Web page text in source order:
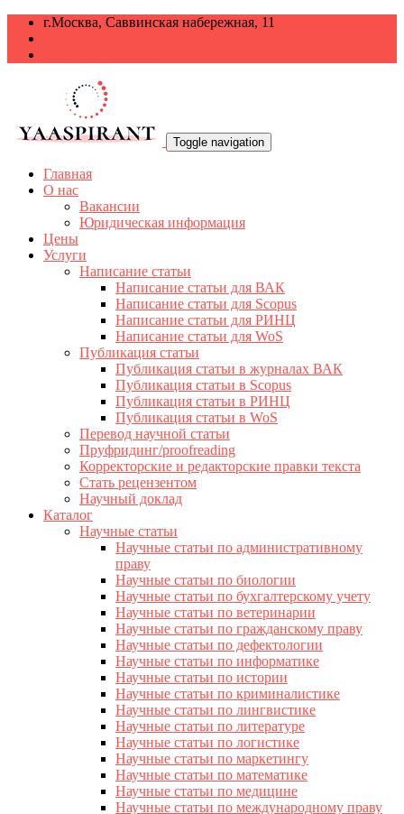
г.Москва, Саввинская набережная, 11
Toggle navigation
Главная
О нас
Вакансии
Юридическая информация
Цены
Услуги
Написание статьи
Написание статьи для ВАК
Написание статьи для Scopus
Написание статьи для РИНЦ
Написание статьи для WoS
Публикация статьи
Публикация статьи в журналах ВАК
Публикация статьи в Scopus
Публикация статьи в РИНЦ
Публикация статьи в WoS
Перевод научной статьи
Пруфридинг/proofreading
Корректорские и редакторские правки текста
Стать рецензентом
Научный доклад
Каталог
Научные статьи
Научные статьи по административному
праву
Научные статьи по биологии
Научные статьи по бухгалтерскому учету
Научные статьи по ветеринарии
Научные статьи по гражданскому праву
Научные статьи по дефектологии
Научные статьи по информатике
Научные статьи по истории
Научные статьи по криминалистике
Научные статьи по лингвистике
Научные статьи по литературе
Научные статьи по логистике
Научные статьи по маркетингу
Научные статьи по математике
Научные статьи по медицине
Научные статьи по международному праву